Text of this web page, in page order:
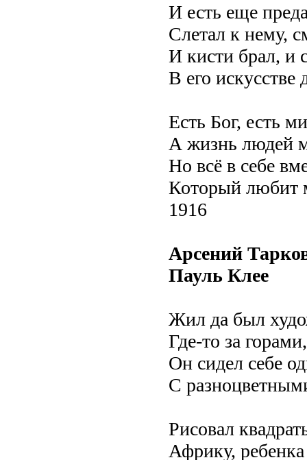
И есть еще
Слетал к нему,
И кисти брал, и
В его
Есть Бог, есть
А жизнь людей
Но всё в себе
Который любит
1916
Арсений
Пауль Клее
Жил да был
Где-то за
Он сидел себе
С
Рисовал
Африку,